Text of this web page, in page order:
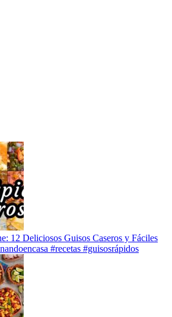
12 Deliciosos Guisos Caseros y Fáciles
#recetas #guisosrápidos